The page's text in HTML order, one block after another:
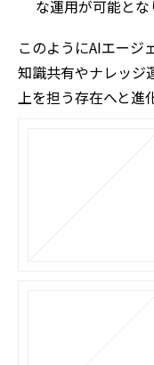
な運用が可能とな
このようにAIエージ
知識共有やナレッジ
上を担う存在へと進